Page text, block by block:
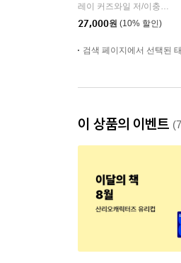
레이 커즈와일 저/이충호 역/장대익 감수
27,000원 (10% 할인)
검색 페이지에서 선택된
이 상품의 이벤트